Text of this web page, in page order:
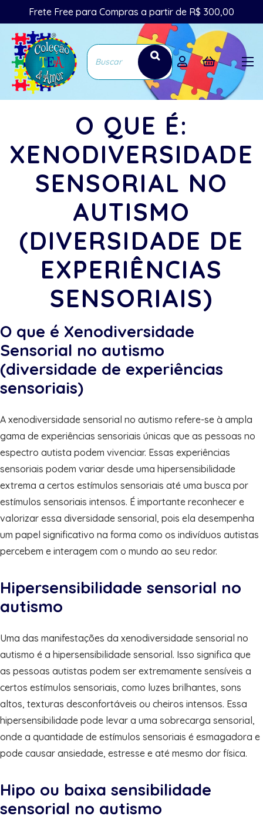
Frete Free para Compras a partir de R$ 300,00
O QUE É:
XENODIVERSIDADE
SENSORIAL NO
AUTISMO
(DIVERSIDADE DE
EXPERIÊNCIAS
SENSORIAIS)
O que é Xenodiversidade
Sensorial no autismo
(diversidade de experiências
sensoriais)
A xenodiversidade sensorial no autismo refere-se à ampla
gama de experiências sensoriais únicas que as pessoas no
espectro autista podem vivenciar. Essas experiências
sensoriais podem variar desde uma hipersensibilidade
extrema a certos estímulos sensoriais até uma busca por
estímulos sensoriais intensos. É importante reconhecer e
valorizar essa diversidade sensorial, pois ela desempenha
um papel significativo na forma como os indivíduos autistas
percebem e interagem com o mundo ao seu redor.
Hipersensibilidade sensorial no
autismo
Uma das manifestações da xenodiversidade sensorial no
autismo é a hipersensibilidade sensorial. Isso significa que
as pessoas autistas podem ser extremamente sensíveis a
certos estímulos sensoriais, como luzes brilhantes, sons
altos, texturas desconfortáveis ​​ou cheiros intensos. Essa
hipersensibilidade pode levar a uma sobrecarga sensorial,
onde a quantidade de estímulos sensoriais é esmagadora e
pode causar ansiedade, estresse e até mesmo dor física.
Hipo ou baixa sensibilidade
sensorial no autismo